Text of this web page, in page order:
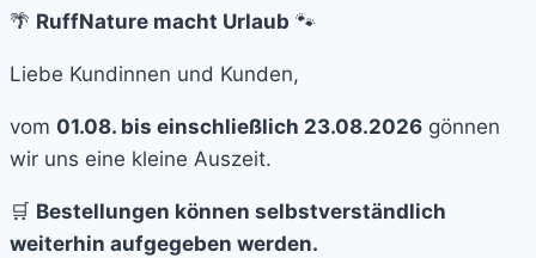
🌴 RuffNature macht Urlaub 🐾
Liebe Kundinnen und Kunden,
vom 01.08. bis einschließlich 23.08.2026 gönnen
wir uns eine kleine Auszeit.
🛒 Bestellungen können selbstverständlich
weiterhin aufgegeben werden.